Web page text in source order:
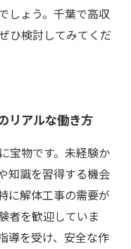
しょう。千葉で高収
ひ検討してみてくだ
リアルな働き方
宝物です。未経験か
知識を習得する機会
に解体工事の需要が
者を歓迎していま
導を受け、安全な作